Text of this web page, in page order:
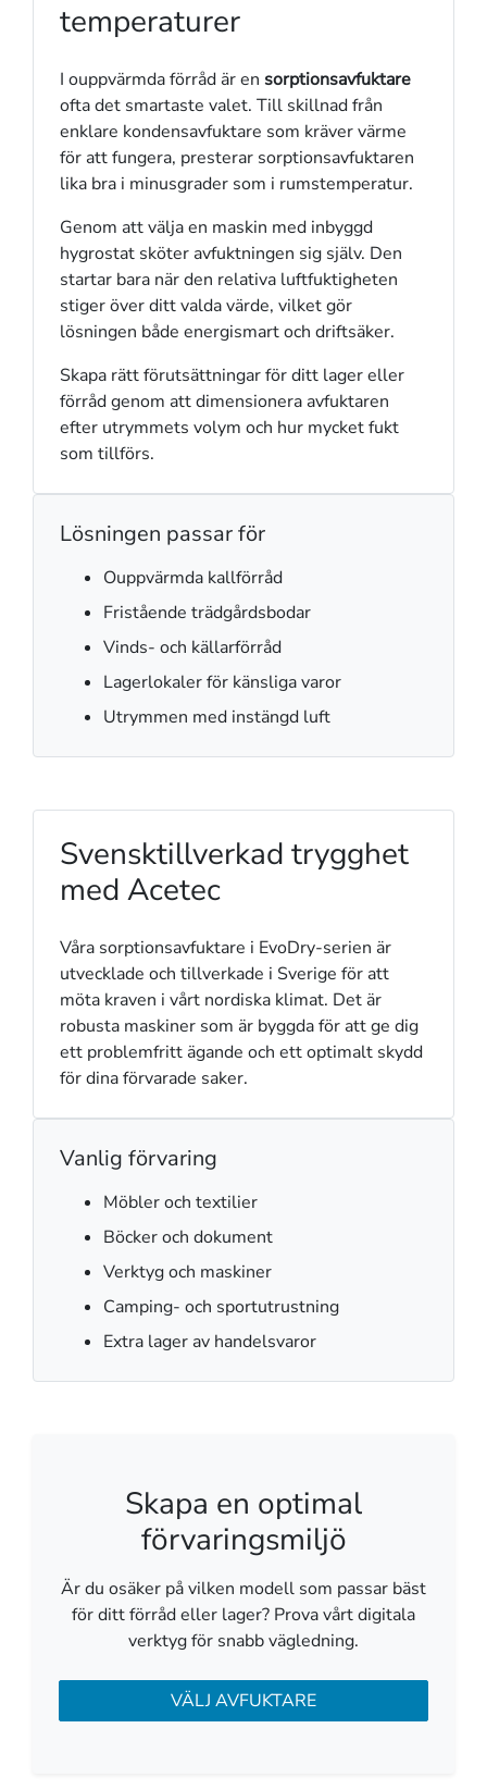
temperaturer
I ouppvärmda förråd är en sorptionsavfuktare
ofta det smartaste valet. Till skillnad från
enklare kondensavfuktare som kräver värme
för att fungera, presterar sorptionsavfuktaren
lika bra i minusgrader som i rumstemperatur.
Genom att välja en maskin med inbyggd
hygrostat sköter avfuktningen sig själv. Den
startar bara när den relativa luftfuktigheten
stiger över ditt valda värde, vilket gör
lösningen både energismart och driftsäker.
Skapa rätt förutsättningar för ditt lager eller
förråd genom att dimensionera avfuktaren
efter utrymmets volym och hur mycket fukt
som tillförs.
Lösningen passar för
Ouppvärmda kallförråd
Fristående trädgårdsbodar
Vinds- och källarförråd
Lagerlokaler för känsliga varor
Utrymmen med instängd luft
Svensktillverkad trygghet
med Acetec
Våra sorptionsavfuktare i EvoDry-serien är
utvecklade och tillverkade i Sverige för att
möta kraven i vårt nordiska klimat. Det är
robusta maskiner som är byggda för att ge dig
ett problemfritt ägande och ett optimalt skydd
för dina förvarade saker.
Vanlig förvaring
Möbler och textilier
Böcker och dokument
Verktyg och maskiner
Camping- och sportutrustning
Extra lager av handelsvaror
Skapa en optimal
förvaringsmiljö
Är du osäker på vilken modell som passar bäst
för ditt förråd eller lager? Prova vårt digitala
verktyg för snabb vägledning.
VÄLJ AVFUKTARE